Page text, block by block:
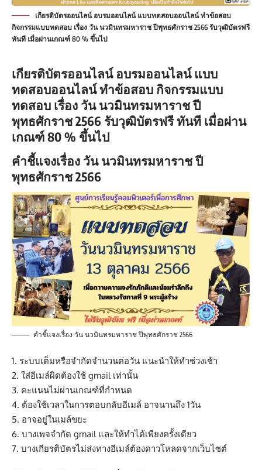
เกียรติบัตรออนไลน์ อบรมออนไลน์ แบบทดสอบออนไลน์ ทำข้อสอบ
กิจกรรมแบบทดสอบ เรื่อง วัน นวมินทรมหาราช ปีพุทธศักราช 2566 รับวุฒิบัตรฟรี
ทันที เมื่อผ่านเกณฑ์ 80 % ขึ้นไป
เกียรติบัตรออนไลน์ อบรมออนไลน์ แบบ
ทดสอบออนไลน์ ทำข้อสอบ กิจกรรมแบบ
ทดสอบ เรื่อง วัน นวมินทรมหาราช ปี
พุทธศักราช 2566 รับวุฒิบัตรฟรี ทันที เมื่อผ่าน
เกณฑ์ 80 % ขึ้นไป
คำชี้แจงเรื่อง วัน นวมินทรมหาราช ปี
พุทธศักราช 2566
คำชี้แจงเรื่อง วัน นวมินทรมหาราช ปีพุทธศักราช 2566
1. ระบบเต็มหรือจำกัดจำนวนต่อวัน แนะนำให้ทำช่วงเช้า
2. ใส่อีเมล์ผิดต้องใช้ gmail เท่านั้น
3. คะแนนไม่ผ่านเกณฑ์ที่กำหนด
4. ต้องใช้เวลาในการตอบกลับอีเมล์ อาจนานถึง 1วัน
5. อาจอยู่ในเมล์ขยะ
6. บางเพจจำกัด gmail และให้ทำได้เพียงครั้งเดียว
7. บางเกียรติบัตรไม่ส่งทางอีเมล์ต้องดาวโหลดจากเว็บไซต์